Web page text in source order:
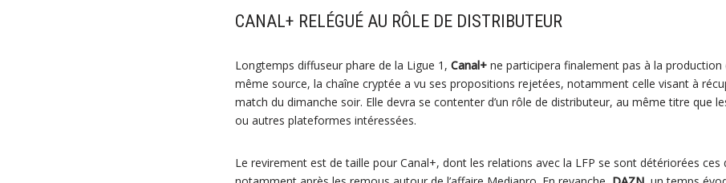
CANAL+ RELÉGUÉ AU RÔLE DE DISTRIBUTEUR
Longtemps diffuseur phare de la Ligue 1, Canal+ne participera finalement pas à la production
même source, la chaîne cryptée a vu ses propositions rejetées, notamment celle visant à
match du dimanche soir. Elle devra se contenter d’un rôle de distributeur, au même titre que
ou autres plateformes intéressées.
Le revirement est de taille pour Canal+, dont les relations avec la LFP se sont détériorées ces